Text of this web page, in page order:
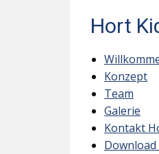
Hort
Konzept
Team
Galerie
Kontakt